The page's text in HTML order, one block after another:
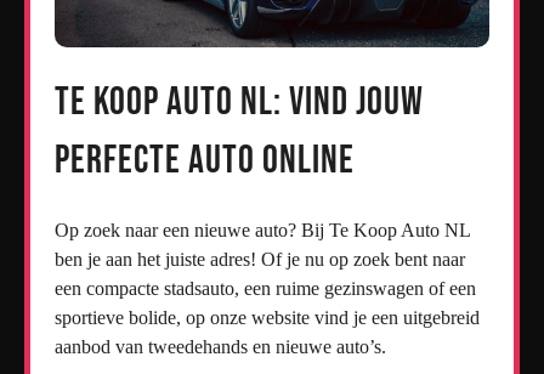
Te Koop Auto NL: Vind Jouw
Perfecte Auto Online
Op zoek naar een nieuwe auto? Bij Te Koop Auto NL
ben je aan het juiste adres! Of je nu op zoek bent naar
een compacte stadsauto, een ruime gezinswagen of een
sportieve bolide, op onze website vind je een uitgebreid
aanbod van tweedehands en nieuwe auto’s.